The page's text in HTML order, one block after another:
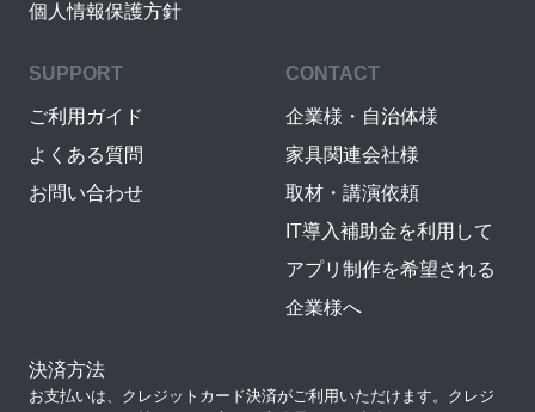
個人情報保護方針
SUPPORT
ご利用ガイド
よくある質問
お問い合わせ
CONTACT
企業様・自治体様
家具関連会社様
取材・講演依頼
IT導入補助金を利用して
アプリ制作を希望される
企業様へ
決済方法
お支払いは、クレジットカード決済がご利用いただけます。クレジ